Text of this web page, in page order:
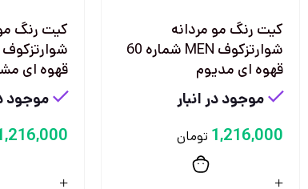
كيت رنگ مو مردانه
شوارتزكوف MEN شماره 60
قهوه ای مديوم
موجود در انبار
1,216,000 تومان
كيت رنگ
قهوه ای
موجود